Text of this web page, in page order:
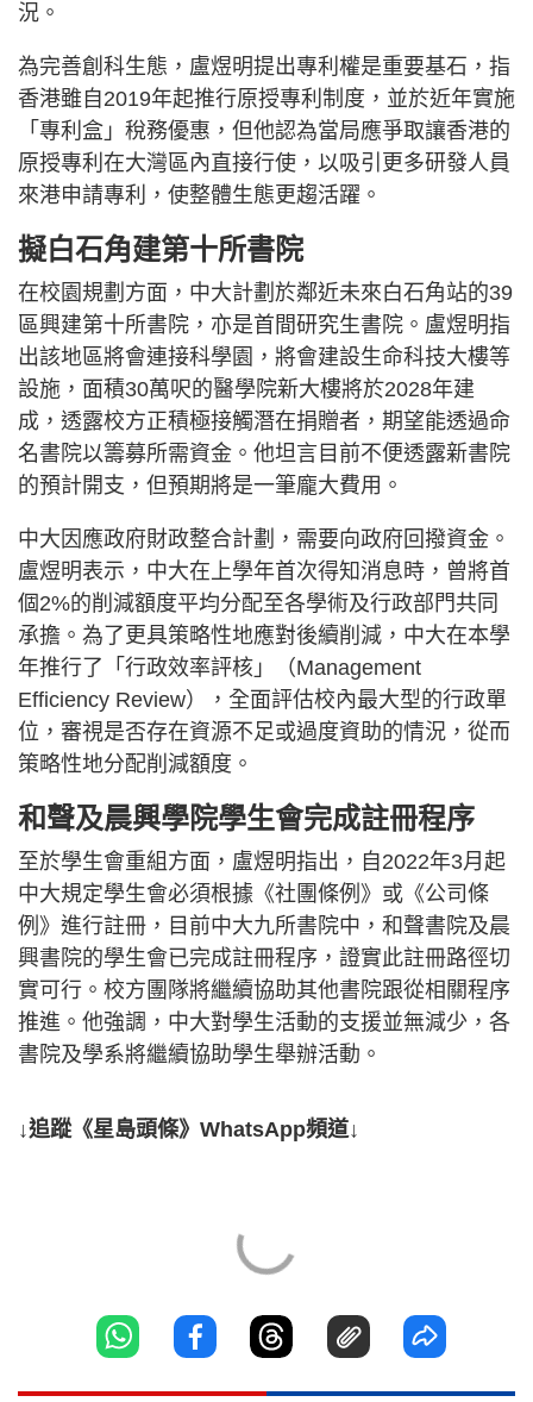
況。
為完善創科生態，盧煜明提出專利權是重要基石，指
香港雖自2019年起推行原授專利制度，並於近年實施
「專利盒」稅務優惠，但他認為當局應爭取讓香港的
原授專利在大灣區內直接行使，以吸引更多研發人員
來港申請專利，使整體生態更趨活躍。
擬白石角建第十所書院
在校園規劃方面，中大計劃於鄰近未來白石角站的39
區興建第十所書院，亦是首間研究生書院。盧煜明指
出該地區將會連接科學園，將會建設生命科技大樓等
設施，面積30萬呎的醫學院新大樓將於2028年建
成，透露校方正積極接觸潛在捐贈者，期望能透過命
名書院以籌募所需資金。他坦言目前不便透露新書院
的預計開支，但預期將是一筆龐大費用。
中大因應政府財政整合計劃，需要向政府回撥資金。
盧煜明表示，中大在上學年首次得知消息時，曾將首
個2%的削減額度平均分配至各學術及行政部門共同
承擔。為了更具策略性地應對後續削減，中大在本學
年推行了「行政效率評核」（Management
Efficiency Review），全面評估校內最大型的行政單
位，審視是否存在資源不足或過度資助的情況，從而
策略性地分配削減額度。
和聲及晨興學院學生會完成註冊程序
至於學生會重組方面，盧煜明指出，自2022年3月起
中大規定學生會必須根據《社團條例》或《公司條
例》進行註冊，目前中大九所書院中，和聲書院及晨
興書院的學生會已完成註冊程序，證實此註冊路徑切
實可行。校方團隊將繼續協助其他書院跟從相關程序
推進。他強調，中大對學生活動的支援並無減少，各
書院及學系將繼續協助學生舉辦活動。
↓追蹤《星島頭條》WhatsApp頻道↓